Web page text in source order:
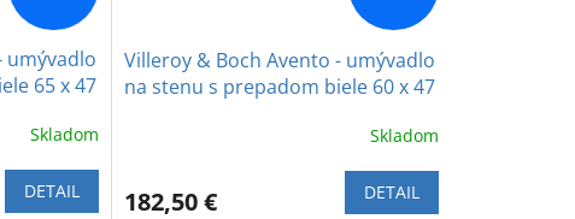
umývadlo
65 x 47
Skladom
DETAIL
Villeroy & Boch Avento - umývadlo
na stenu s prepadom biele 60 x 47
Skladom
182,50 € DETAIL